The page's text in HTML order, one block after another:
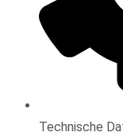
Technische